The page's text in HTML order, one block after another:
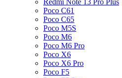
Redmi Note 13 Pro Plus
Poco C61
Poco C65
Poco M5S
Poco M6
Poco M6 Pro
Poco X6
Poco X6 Pro
Poco F5